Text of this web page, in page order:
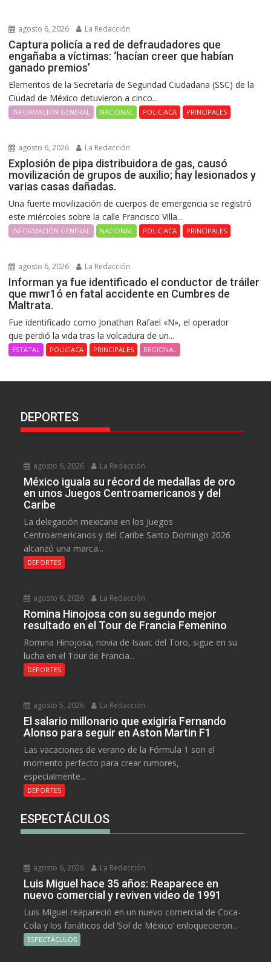
agosto 6, 2026 La Redacción
Captura policía a red de defraudadores que
engañaba a víctimas: ‘hacían creer que habían
ganado premios’
Elementos de la Secretaría de Seguridad Ciudadana (SSC) de la
Ciudad de México detuvieron a cinco...
INFORMACIÓN GENERAL NACIONAL POLICIACA PRINCIPALES
agosto 6, 2026 La Redacción
Explosión de pipa distribuidora de gas, causó
movilización de grupos de auxilio; hay lesionados y
varias casas dañadas.
Una fuerte movilización de cuerpos de emergencia se registró
este miércoles sobre la calle Francisco Villa...
INFORMACIÓN GENERAL NACIONAL POLICIACA PRINCIPALES
agosto 6, 2026 La Redacción
Informan ya fue identificado el conductor de tráiler
que mwr1ó en fatal accidente en Cumbres de
Maltrata.
Fue identificado como Jonathan Rafael «N», el operador
que perdió la vida tras la volcadura de un...
ESTATAL POLICIACA PRINCIPALES REGIONAL
DEPORTES
agosto 6, 2026 La Redacción
México iguala su récord de medallas de oro
en unos Juegos Centroamericanos y del
Caribe
La delegación mexicana en los Juegos
Centroamericanos y del Caribe Santo Domingo 2026
alcanzó una marca...
DEPORTES
agosto 6, 2026 La Redacción
Romina Hinojosa con su segundo mejor
resultado en el Tour de Francia Femenino
Romina Hinojosa, novia de Isaac del Toro, sigue en su
lucha en el Tour de Francia...
DEPORTES
agosto 5, 2026 La Redacción
El salario millonario que exigiría Fernando
Alonso para seguir en Aston Martin F1
Las vacaciones de verano de la Fórmula 1 son el
momento perfecto para crear rumores,
especialmente...
DEPORTES
ESPECTÁCULOS
agosto 6, 2026 La Redacción
Luis Miguel hace 35 años: Reaparece en
nuevo comercial y reviven video de 1991
Luis Miguel reapareció en un nuevo comercial de Coca-
Cola y los fanáticos del ‘Sol de México’ enloquecieron...
ESPECTÁCULOS